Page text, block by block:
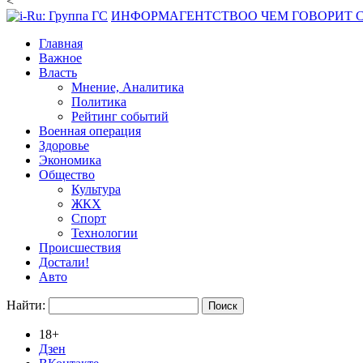
ИНФОРМАГЕНТСТВОО ЧЕМ ГОВОРИТ
Главная
Важное
Власть
Мнение, Аналитика
Политика
Рейтинг событий
Военная операция
Здоровье
Экономика
Общество
Культура
ЖКХ
Спорт
Технологии
Происшествия
Достали!
Авто
Найти:
18+
Дзен